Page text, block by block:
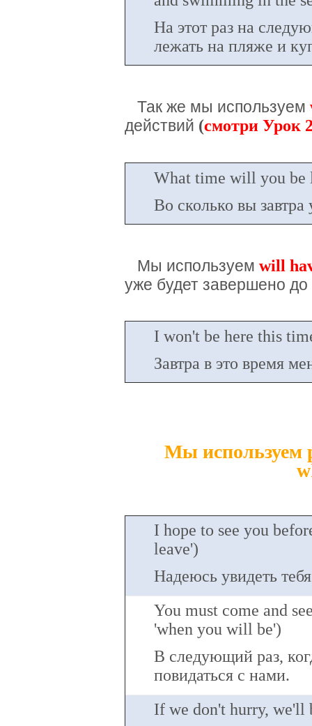
На этот раз на
лежать на пляже и
Так же мы используем
действий (смотри Урок
What time will you be
Во сколько вы завтра
Мы используем will
уже будет завершено
I won't be here this
Завтра в это время
Мы используем
I hope to see you
leave')
Надеюсь увидеть
You must come and
'when you will be')
В следующий раз,
повидаться с нами.
If we don't hurry, we'll